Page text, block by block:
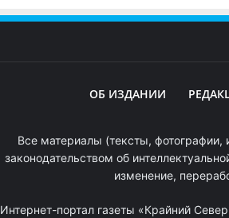
ОБ ИЗДАНИИ
Все материалы (тексты, фотографии,
законодательством об
изменение,
Интернет-портал газеты «Крайний